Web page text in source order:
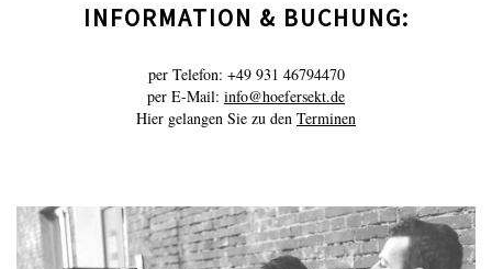
INFORMATION & BUCHUNG:
per Telefon: +49 931 46794470
per E-Mail: info@hoefersekt.de
Hier gelangen Sie zu den Terminen